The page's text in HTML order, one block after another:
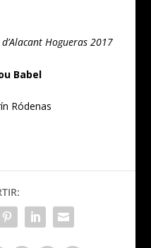
Hogueras 2017
Babel
Ródenas